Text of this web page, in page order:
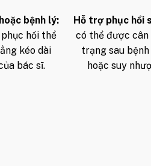
bệnh lý:
hồi thể
kéo dài
bác sĩ.
Hỗ trợ phục hồi
có thể được
trạng sau
hoặc suy